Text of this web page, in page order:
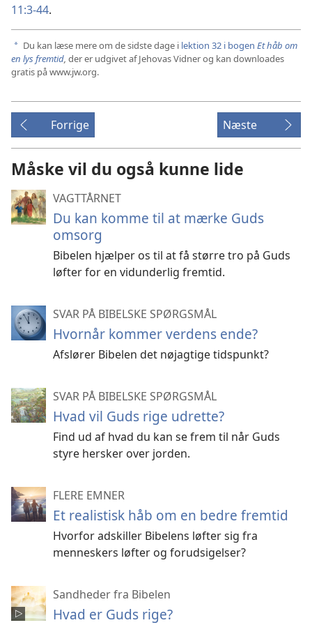
11:3-44.
a Du kan læse mere om de sidste dage i lektion 32 i bogen Et håb om
en lys fremtid, der er udgivet af Jehovas Vidner og kan downloades
gratis på www.jw.org.
Forrige Næste
Måske vil du også kunne lide
VAGTTÅRNET
Du kan komme til at mærke Guds
omsorg
Bibelen hjælper os til at få større tro på Guds
løfter for en vidunderlig fremtid.
SVAR PÅ BIBELSKE SPØRGSMÅL
Hvornår kommer verdens ende?
Afslører Bibelen det nøjagtige tidspunkt?
SVAR PÅ BIBELSKE SPØRGSMÅL
Hvad vil Guds rige udrette?
Find ud af hvad du kan se frem til når Guds
styre hersker over jorden.
FLERE EMNER
Et realistisk håb om en bedre fremtid
Hvorfor adskiller Bibelens løfter sig fra
menneskers løfter og forudsigelser?
Sandheder fra Bibelen
Hvad er Guds rige?